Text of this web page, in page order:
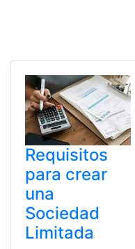
Requisitos
para crear
una
Sociedad
Limitada